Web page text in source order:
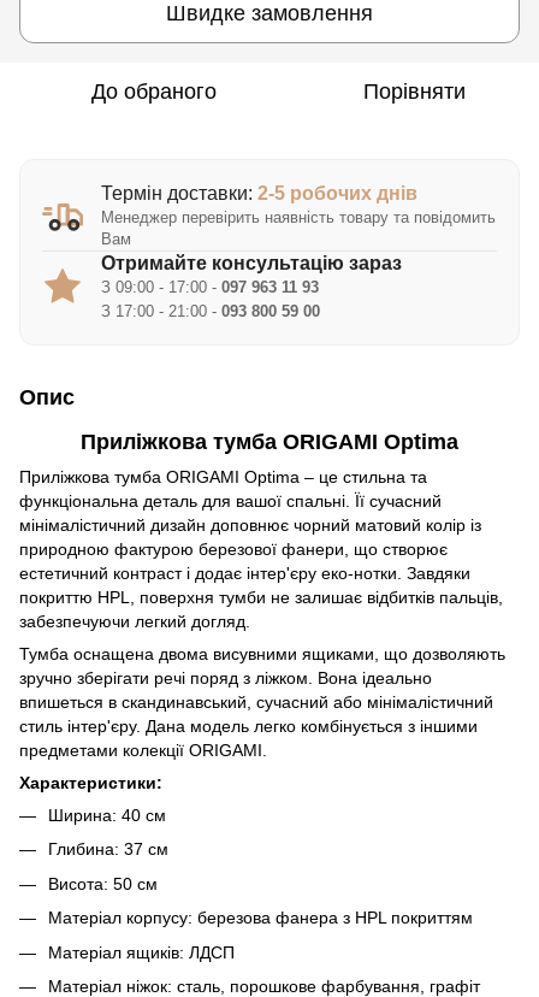
Швидке замовлення
До обраного Порівняти
Термін доставки: 2-5 робочих днів
Менеджер перевірить наявність товару та повідомить
Вам
Отримайте консультацію зараз
З 09:00 - 17:00 - 097 963 11 93
З 17:00 - 21:00 - 093 800 59 00
Опис
Приліжкова тумба ORIGAMI Optima
Приліжкова тумба ORIGAMI Optima – це стильна та
функціональна деталь для вашої спальні. Її сучасний
мінімалістичний дизайн доповнює чорний матовий колір із
природною фактурою березової фанери, що створює
естетичний контраст і додає інтер'єру еко-нотки. Завдяки
покриттю HPL, поверхня тумби не залишає відбитків пальців,
забезпечуючи легкий догляд.
Тумба оснащена двома висувними ящиками, що дозволяють
зручно зберігати речі поряд з ліжком. Вона ідеально
впишеться в скандинавський, сучасний або мінімалістичний
стиль інтер'єру. Дана модель легко комбінується з іншими
предметами колекції ORIGAMI.
Характеристики:
Ширина: 40 см
Глибина: 37 см
Висота: 50 см
Матеріал корпусу: березова фанера з HPL покриттям
Матеріал ящиків: ЛДСП
Матеріал ніжок: сталь, порошкове фарбування, графіт